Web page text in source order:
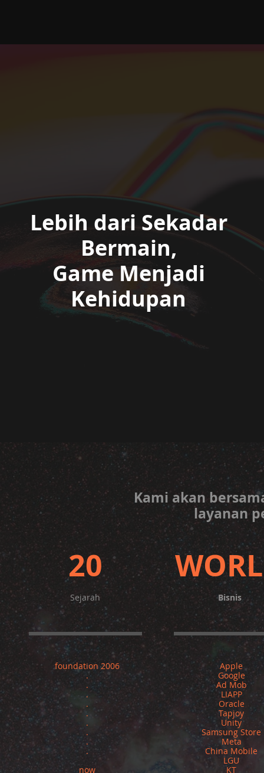
Lebih dari Sekadar
Bermain,
Game Menjadi
Kehidupan
Kami akan
layanan
20
Sejarah Bisnis
foundation 2006
.
.
.
.
.
.
.
.
.
now
Apple
Google
Ad Mob
LIAPP
Oracle
Tapjoy
Unity
Samsung Store
Meta
China Mobile
LGU
KT